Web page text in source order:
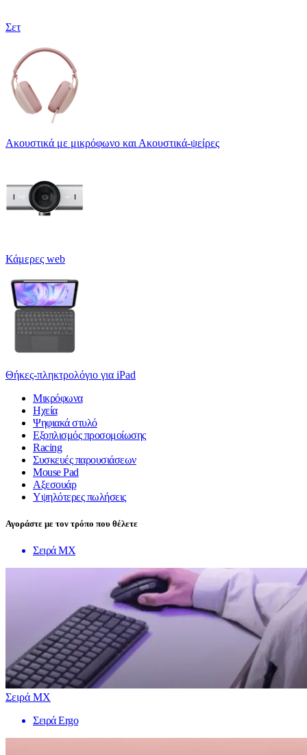
Σετ
Ακουστικά με μικρόφωνο και Ακουστικά-ψείρες
Κάμερες web
Θήκες-πληκτρολόγιο για iPad
Μικρόφωνα
Ηχεία
Ψηφιακά στυλό
Εξοπλισμός προσομοίωσης
Racing
Συσκευές παρουσιάσεων
Mouse Pad
Αξεσουάρ
Υψηλότερες πωλήσεις
Αγοράστε με τον τρόπο που θέλετε
Σειρά MX
Σειρά MX
Σειρά Ergo